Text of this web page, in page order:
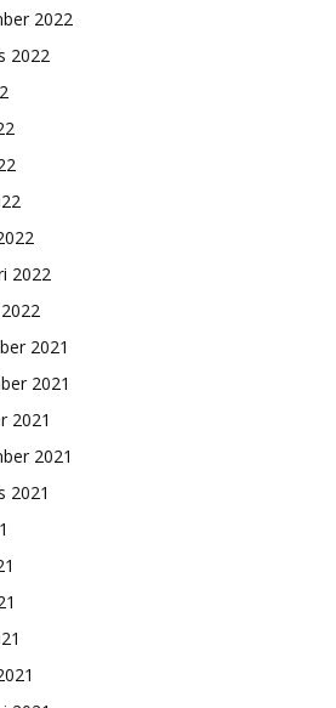
2022
2022
2022
2021
2021
2021
2021
2021